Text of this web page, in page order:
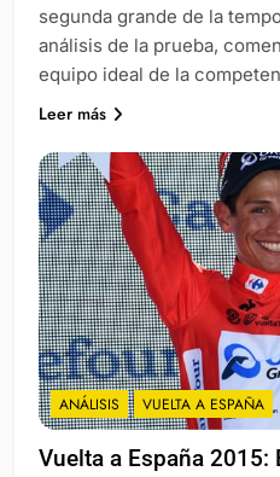
segunda grande de la
análisis de la prueba,
equipo ideal de la
Leer más
ANÁLISIS VUELTA A ESPAÑA
Vuelta a España 2015: